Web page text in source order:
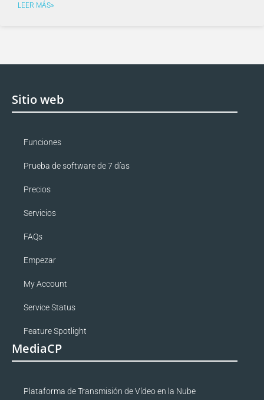
LEER MÁS»
Sitio web
Funciones
Prueba de software de 7 días
Precios
Servicios
FAQs
Empezar
My Account
Service Status
Feature Spotlight
MediaCP
Plataforma de Transmisión de Vídeo en la Nube